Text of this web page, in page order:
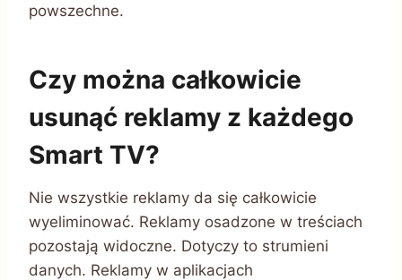
powszechne.
Czy można całkowicie
usunąć reklamy z każdego
Smart TV?
Nie wszystkie reklamy da się całkowicie
wyeliminować. Reklamy osadzone w treściach
pozostają widoczne. Dotyczy to strumieni
danych. Reklamy w aplikacjach